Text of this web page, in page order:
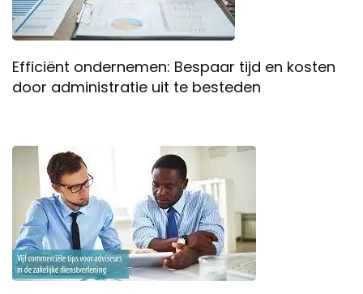
Efficiënt ondernemen: Bespaar tijd en kosten
door administratie uit te besteden